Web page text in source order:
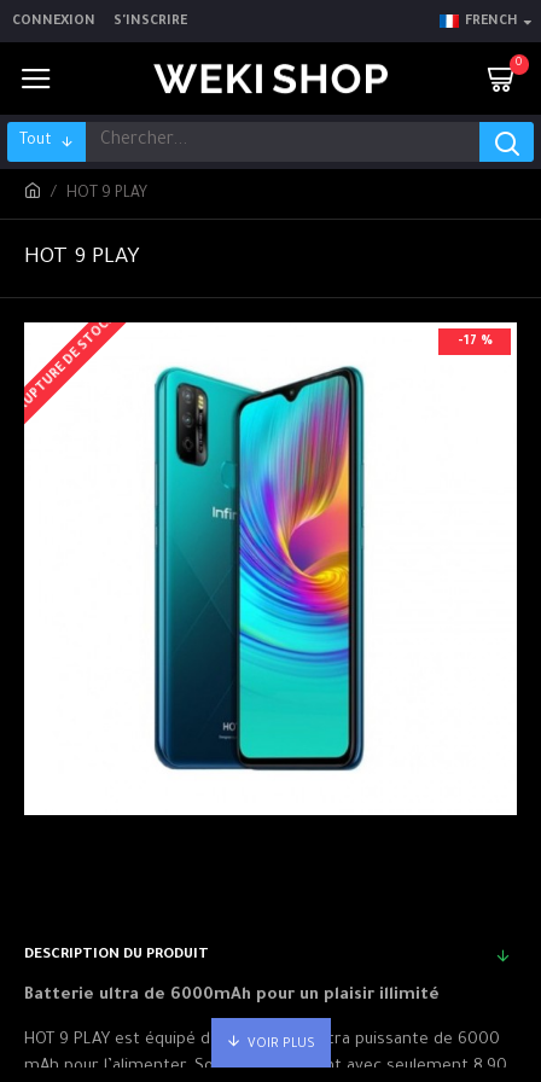
CONNEXION S'INSCRIRE FRENCH
0
Tout
HOT 9 PLAY
HOT 9 PLAY
-17 %
RUPTURE DE STOCK
DESCRIPTION DU PRODUIT
Batterie ultra de 6000mAh pour un plaisir illimité
HOT 9 PLAY est équipé d’une batterie ultra puissante de 6000
mAh pour l’alimenter. Son design élégant avec seulement 8,90